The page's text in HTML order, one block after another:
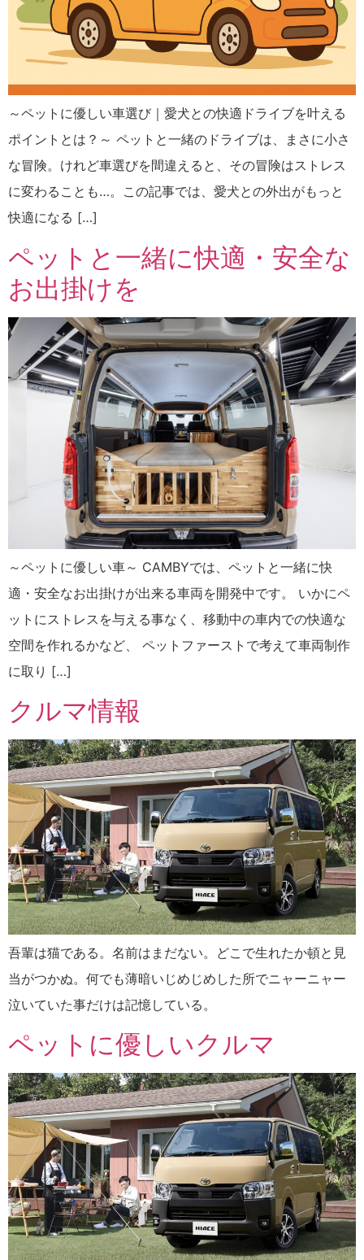
～ペットに優しい車選び｜愛犬との快適ドライブを叶える
ポイントとは？～ ペットと一緒のドライブは、まさに小さ
な冒険。けれど車選びを間違えると、その冒険はストレス
に変わることも…。この記事では、愛犬との外出がもっと
快適になる […]
ペットと一緒に快適・安全な
お出掛けを
～ペットに優しい車～ CAMBYでは、ペットと一緒に快
適・安全なお出掛けが出来る車両を開発中です。 いかにペ
ットにストレスを与える事なく、移動中の車内での快適な
空間を作れるかなど、 ペットファーストで考えて車両制作
に取り […]
クルマ情報
吾輩は猫である。名前はまだない。どこで生れたか頓と見
当がつかぬ。何でも薄暗いじめじめした所でニャーニャー
泣いていた事だけは記憶している。
ペットに優しいクルマ